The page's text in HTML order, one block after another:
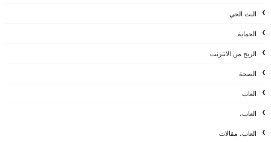
البث الحي
الحماية
الربح من الانترنت
الصحة
العاب
العاب،
العاب، مقالات